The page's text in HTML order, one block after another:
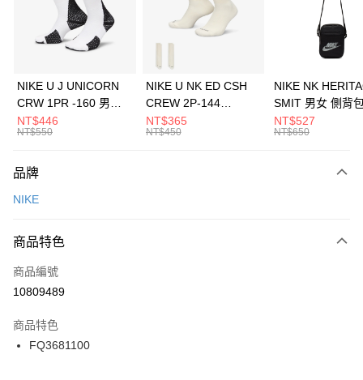
合作金庫商業銀行
第一商業銀行
華南商業銀行
彰化商業銀行
上海商業儲蓄銀行
元大商業銀行
台灣樂天信用卡公司
Apple Pay
全盈+PAY
AFTEE先享後付
【關於「AFTEE先享後付」】
便利好安心！
３．安心：先確認商品／服務後，再付款。
【「AFTEE先享後付」結帳流程】
１．於結帳方式選擇「AFTEE先享後付」後，將跳轉至「AFTEE先享後付」
２．訂單成立數日內，您將收到繳費通知簡訊。
３．收到繳費通知簡訊後14天內，點擊此簡訊中的連結，可透過四大超商／
ATM／網路銀行／等多元方式進行付款，方視為交易完成。
運送方式
每筆NT$100，滿NT$1,500(含以上)免運費
宅配
每筆NT$100，滿NT$1,500(含以上)免運費
NIKE U J UNICORN
CRW 1PR -160 男女
中統襪 FZ3393100
NT$446
NT$550
NIKE U NK ED CSH
CREW 2P-144
EMBRDY 男女 短統襪
FZ3073133
NT$365
NT$450
NIKE NK
SMIT 男女 側背
BA5871010
NT$527
NT$650
品牌
NIKE
商品特色
商品編號
10809489
商品特色
FQ3681100